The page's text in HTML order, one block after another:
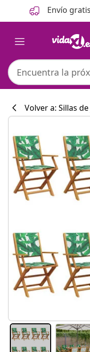
Anterior
Siguiente Envío
Volver a: Sillas